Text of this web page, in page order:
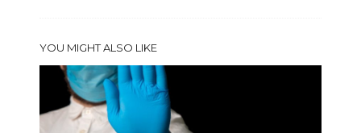
YOU MIGHT ALSO LIKE